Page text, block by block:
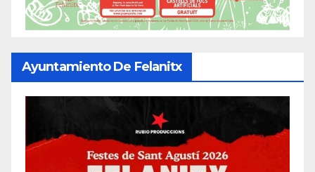
Ayuntamiento De Felanitx